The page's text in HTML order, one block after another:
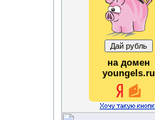
на домен
youngels.ru